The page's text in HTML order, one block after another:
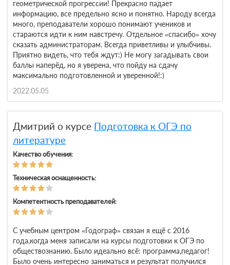
геометрической прогрессии! Прекрасно падает
информацию, все предельно ясно и понятно. Народу всегда
много, преподаватели хорошо понимают учеников и
стараются идти к ним навстречу. Отдельное «спасибо» хочу
сказать администраторам. Всегда приветливы и улыбчивы.
Приятно видеть, что тебя ждут:) Не могу загадывать свои
баллы наперёд, но я уверена, что пойду на сдачу
максимально подготовленной и уверенной!:)
2022.05.05
Дмитрий о курсе Подготовка к ОГЭ по
литературе
Качество обучения:
Техническая оснащенность:
Компетентность преподавателей:
С учебным центром «Годограф» связан я ещё с 2016
года,когда меня записали на курсы подготовки к ОГЭ по
обществознанию. Было идеально всё: программа,педагог!
Было очень интересно заниматься и результат получился